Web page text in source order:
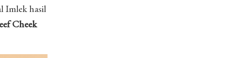
Imlek hasil
Cheek